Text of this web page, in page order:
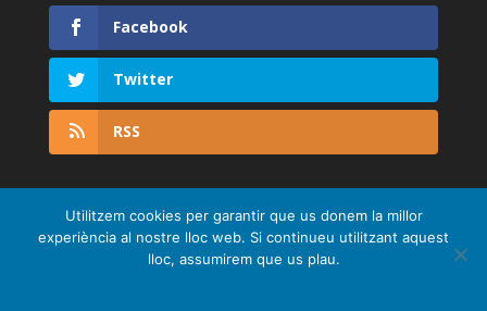
Facebook
Twitter
RSS
Utilitzem cookies per garantir que us donem la millor
experiència al nostre lloc web. Si continueu utilitzant aquest
lloc, assumirem que us plau.